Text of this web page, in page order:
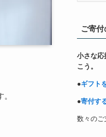
ーご寄
小さな応
こう。
●ギフト
●寄付す
数々のご